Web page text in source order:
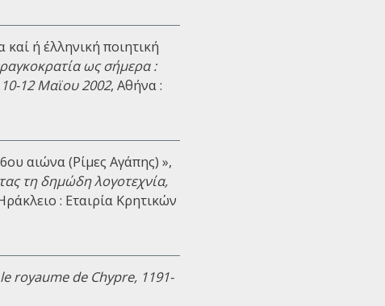
ή έλληνική ποιητική
ως σήμερα :
12 Μαϊου 2002, Αθήνα :
αιώνα (Ρίμες Αγάπης) »,
τη δημώδη λογοτεχνία,
: Εταιρία Κρητικών
royaume de Chypre, 1191-